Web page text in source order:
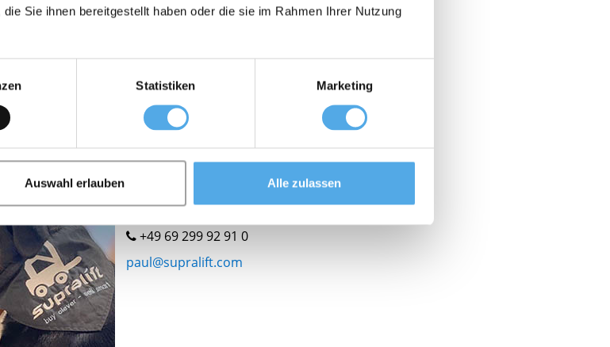
Sie ihnen bereitgestellt haben oder die sie im Rahmen Ihrer Nutzung
Statistiken Marketing
Auswahl erlauben Alle zulassen
+49 69 299 92 91 0
paul@supralift.com